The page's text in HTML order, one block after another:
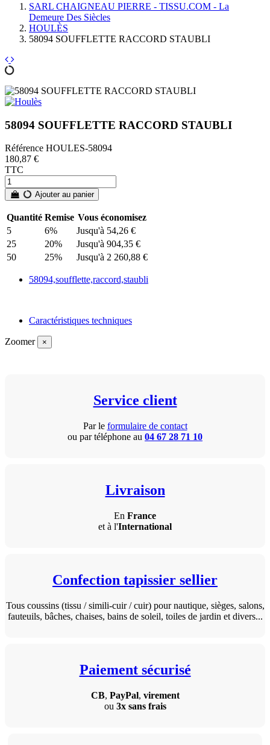
SARL CHAIGNEAU PIERRE - TISSU.COM - La
Demeure Des Siècles
HOULÈS
58094 SOUFFLETTE RACCORD STAUBLI
58094 SOUFFLETTE RACCORD STAUBLI
Référence HOULES-58094
180,87 €
TTC
Ajouter au panier
Quantité Remise Vous économisez
5
6%
Jusqu'à 54,26 €
25
20%
Jusqu'à 904,35 €
50
25% Jusqu'à 2 260,88 €
58094,soufflette,raccord,staubli
Caractéristiques techniques
Zoomer ×
Service client
Par le formulaire de contact
ou par téléphone au 04 67 28 71 10
Livraison
En France
et à l'International
Confection tapissier sellier
Tous coussins (tissu / simili-cuir / cuir) pour nautique, sièges, salons,
fauteuils, bâches, chaises, bains de soleil, toiles de jardin et divers...
Paiement sécurisé
CB, PayPal, virement
ou 3x sans frais